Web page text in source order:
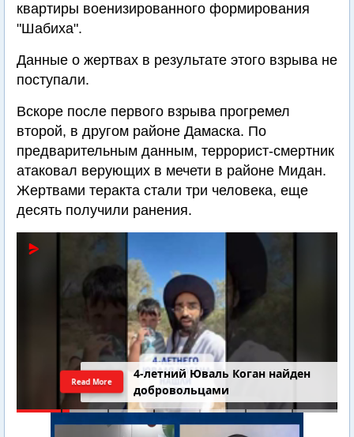
квартиры военизированного формирования
"Шабиха".
Данные о жертвах в результате этого взрыва не
поступали.
Вскоре после первого взрыва прогремел
второй, в другом районе Дамаска. По
предварительным данным, террорист-смертник
атаковал верующих в мечети в районе Мидан.
Жертвами теракта стали три человека, еще
десять получили ранения.
4-летний Юваль Коган найден
добровольцами
Read More